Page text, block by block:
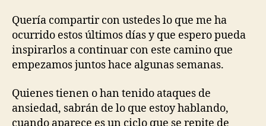
Quería compartir con ustedes lo que me ha
ocurrido estos últimos días y que espero pueda
inspirarlos a continuar con este camino que
empezamos juntos hace algunas semanas.
Quienes tienen o han tenido ataques de
ansiedad, sabrán de lo que estoy hablando,